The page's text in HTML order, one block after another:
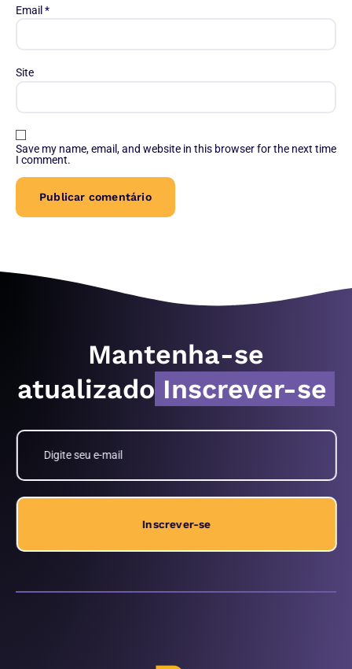
Email *
Site
Save my name, email, and website in this browser for the next time
I comment.
Mantenha-se
atualizado Inscrever-se
Inscrever-se